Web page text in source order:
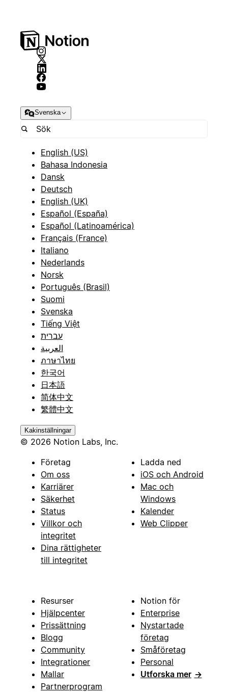
Svenska
English (US)
Bahasa Indonesia
Dansk
Deutsch
English (UK)
Español (España)
Español (Latinoamérica)
Français (France)
Italiano
Nederlands
Norsk
Português (Brasil)
Suomi
Svenska
Tiếng Việt
עברית
العربية
ภาษาไทย
한국어
日本語
简体中文
繁體中文
Kakinställningar
© 2026 Notion Labs, Inc.
Företag
Om oss
Karriärer
Säkerhet
Status
Villkor och
integritet
Dina rättigheter
till integritet
Ladda ned
iOS och Android
Mac och
Windows
Kalender
Web Clipper
Resurser
Hjälpcenter
Prissättning
Blogg
Community
Integrationer
Mallar
Partnerprogram
Notion för
Enterprise
Nystartade
företag
Småföretag
Personal
Utforska mer →